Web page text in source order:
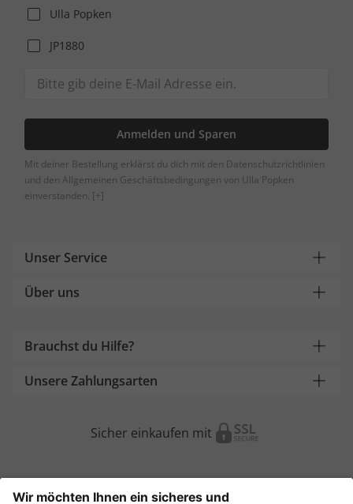
Ulla Popken
JP1880
Anmelden und Sparen
Mit deiner Bestellung erklärst du dich mit den Datenschutzrichtlinien
und den Allgemeinen Geschäftsbedingungen von Ulla Popken
einverstanden. [+]
Unser Service
Über uns
Brauchst du Hilfe?
Unsere Zahlungsarten
Sicher einkaufen mit
Weitere Onlineshops